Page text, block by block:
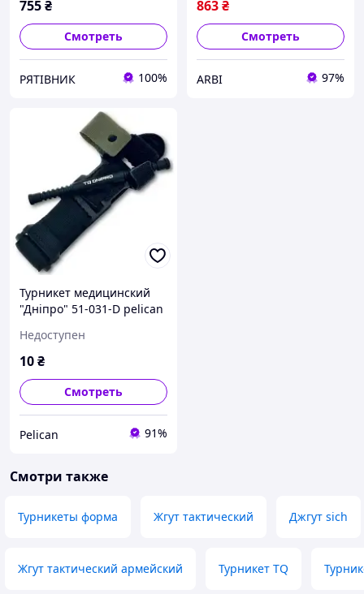
755₴
Смотреть
РЯТІВНИК 100%
863₴
Смотреть
ARBI 97%
Турникет медицинский
"Дніпро" 51-031-D pelican
Недоступен
10₴
Смотреть
Pelican 91%
Смотри также
Турникеты форма Жгут тактический Джгут sich
Жгут тактический армейский Турникет TQ